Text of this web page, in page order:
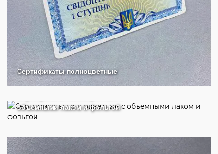
Сертификаты полноцветные
объемными лаком и фольгой